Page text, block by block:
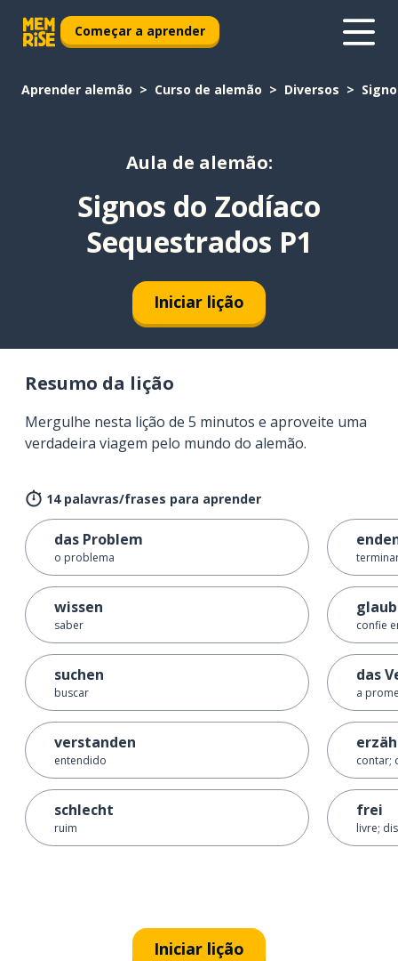
Começar a aprender
Aprender alemão Curso de alemão Diversos
Aula de alemão:
Signos do Zodíaco
Sequestrados P1
Iniciar lição
Resumo da lição
Mergulhe nesta lição de 5 minutos e aproveite uma
verdadeira viagem pelo mundo do alemão.
14 palavras/frases para aprender
das Problem
o problema
wissen
saber
suchen
buscar
verstanden
entendido
schlecht
ruim
confie
das
a
contar;
frei
livre;
Iniciar lição